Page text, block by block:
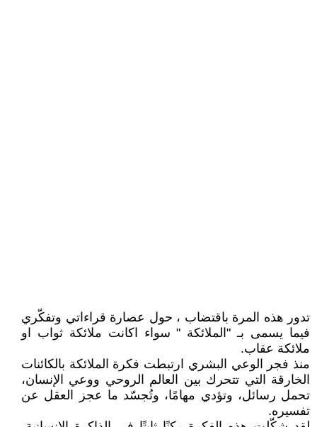
تدور هذه المرة باقتضاب ، حول عصارة قراءاتي وتفكّري
فيما يسمى بـ "الملائكة " سواء اكانت ملائكة ثواب او
ملائكة عقاب.
منذ فجر الوعي البشري ارتبطت فكرة الملائكة بالكائنات
الخارقة التي تتحرك بين العالم الروحي ووعي الإنسان،
تحمل رسائل، وتؤدي مهامًا، وتُجسّد ما عجز العقل عن
تفسيره.